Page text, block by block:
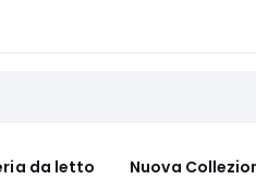
da letto Nuova